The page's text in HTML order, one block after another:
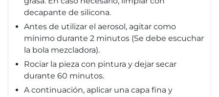
decapante de silicona.
Antes de utilizar el aerosol, agitar como
mínimo durante 2 minutos (Se debe escuchar
la bola mezcladora).
Rociar la pieza con pintura y dejar secar
durante 60 minutos.
A continuación, aplicar una capa fina y